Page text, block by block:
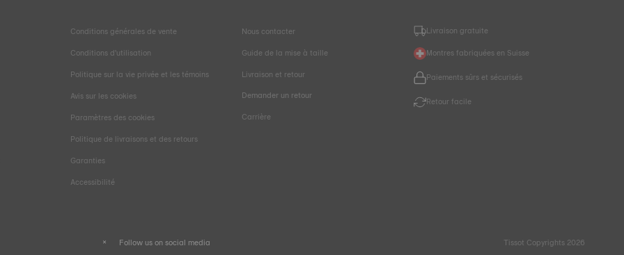
Conditions générales de vente
Conditions d'utilisation
Politique sur la vie privée et les témoins
Avis sur les cookies
Paramètres des cookies
Politique de livraisons et des retours
Garanties
Accessibilité
Nous contacter
Guide de la mise à taille
Livraison et retour
Demander un retour
Carrière
Livraison gratuite
Montres fabriquées en Suisse
Paiements sûrs et sécurisés
Retour facile
Follow us on social media Tissot Copyrights 2026